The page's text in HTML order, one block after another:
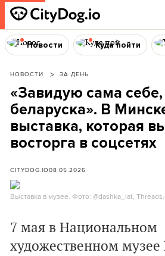
Новости Куда пойти
НОВОСТИ ЗА ДЕНЬ
«Завидую сама себе,
беларуска». В
выставка, которая
восторга в соцсетях
CITYDOG.IO08.05.2026
Выставка в музее. Фото: @dashka_lat,
7 мая в Национальном
художественном музее